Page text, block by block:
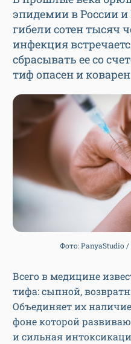
эпидемии в России
гибели сотен тысяч
инфекция
сбрасывать ее со
тиф опасен и коварен
Фото: PanyaStudio
Всего в медицине
тифа: сыпной,
Объединяет их
фоне которой
и сильная